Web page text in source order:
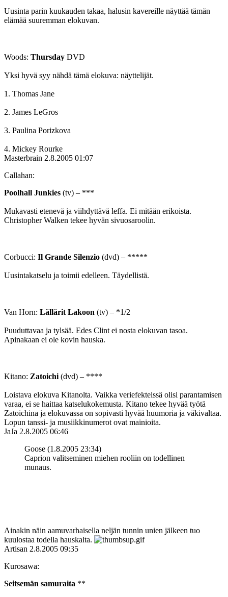
Uusinta parin kuukauden takaa, halusin kavereille näyttää tämän
elämää suuremman elokuvan.
Woods: Thursday DVD
Yksi hyvä syy nähdä tämä elokuva: näyttelijät.
1. Thomas Jane
2. James LeGros
3. Paulina Porizkova
4. Mickey Rourke
Masterbrain 2.8.2005 01:07
Callahan:
Poolhall Junkies (tv) – ***
Mukavasti etenevä ja viihdyttävä leffa. Ei mitään erikoista.
Christopher Walken tekee hyvän sivuosaroolin.
Corbucci: Il Grande Silenzio (dvd) – *****
Uusintakatselu ja toimii edelleen. Täydellistä.
Van Horn: Lällärit Lakoon (tv) – *1/2
Puuduttavaa ja tylsää. Edes Clint ei nosta elokuvan tasoa.
Apinakaan ei ole kovin hauska.
Kitano: Zatoichi (dvd) – ****
Loistava elokuva Kitanolta. Vaikka veriefekteissä olisi parantamisen
varaa, ei se haittaa katselukokemusta. Kitano tekee hyvää työtä
Zatoichina ja elokuvassa on sopivasti hyvää huumoria ja väkivaltaa.
Lopun tanssi- ja musiikkinumerot ovat mainioita.
JaJa 2.8.2005 06:46
Goose (1.8.2005 23:34)
Caprion valitseminen miehen rooliin on todellinen
munaus.
Ainakin näin aamuvarhaisella neljän tunnin unien jälkeen tuo
kuulostaa todella hauskalta.
Artisan 2.8.2005 09:35
Kurosawa:
Seitsemän samuraita **